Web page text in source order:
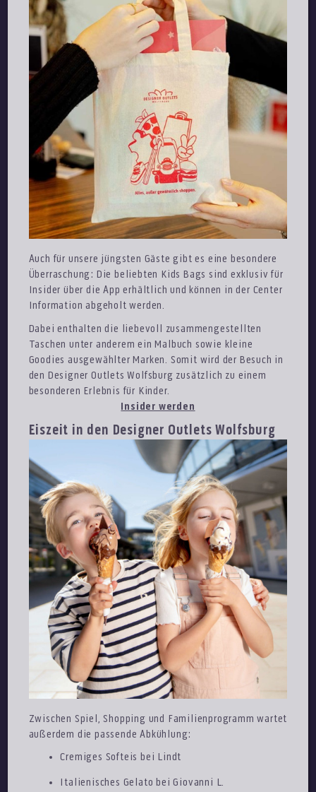
Auch für unsere jüngsten Gäste gibt es eine besondere
Überraschung: Die beliebten Kids Bags sind exklusiv für
Insider über die App erhältlich und können in der Center
Information abgeholt werden.
Dabei enthalten die liebevoll zusammengestellten
Taschen unter anderem ein Malbuch sowie kleine
Goodies ausgewählter Marken. Somit wird der Besuch in
den Designer Outlets Wolfsburg zusätzlich zu einem
besonderen Erlebnis für Kinder.
Insider werden
Eiszeit in den Designer Outlets Wolfsburg
Zwischen Spiel, Shopping und Familienprogramm wartet
außerdem die passende Abkühlung:
Cremiges Softeis bei Lindt
Italienisches Gelato bei Giovanni L.